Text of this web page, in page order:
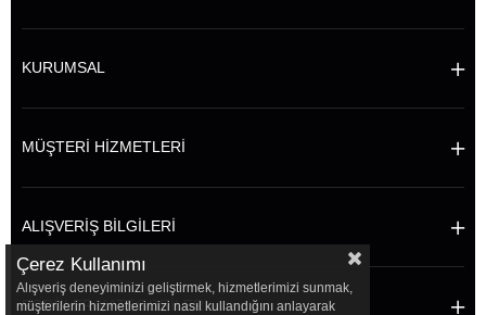
KURUMSAL
MÜŞTERİ HİZMETLERİ
ALIŞVERİŞ BİLGİLERİ
POPÜLER KATEGORİLER
Çerez Kullanımı
Alışveriş deneyiminizi geliştirmek, hizmetlerimizi sunmak,
müşterilerin hizmetlerimizi nasıl kullandığını anlayarak